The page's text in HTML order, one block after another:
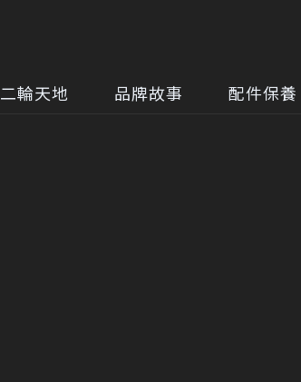
二輪天地 品牌故事 配件保養